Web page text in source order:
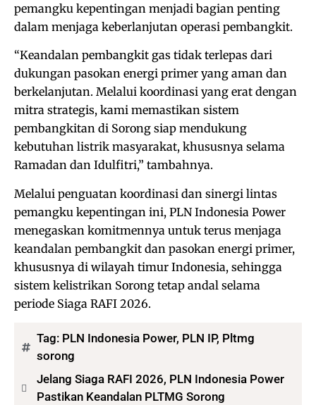
pemangku kepentingan menjadi bagian penting
dalam menjaga keberlanjutan operasi pembangkit.
“Keandalan pembangkit gas tidak terlepas dari
dukungan pasokan energi primer yang aman dan
berkelanjutan. Melalui koordinasi yang erat dengan
mitra strategis, kami memastikan sistem
pembangkitan di Sorong siap mendukung
kebutuhan listrik masyarakat, khususnya selama
Ramadan dan Idulfitri,” tambahnya.
Melalui penguatan koordinasi dan sinergi lintas
pemangku kepentingan ini, PLN Indonesia Power
menegaskan komitmennya untuk terus menjaga
keandalan pembangkit dan pasokan energi primer,
khususnya di wilayah timur Indonesia, sehingga
sistem kelistrikan Sorong tetap andal selama
periode Siaga RAFI 2026.
Tag: PLN Indonesia Power, PLN IP, Pltmg
sorong
Jelang Siaga RAFI 2026, PLN Indonesia Power
Pastikan Keandalan PLTMG Sorong